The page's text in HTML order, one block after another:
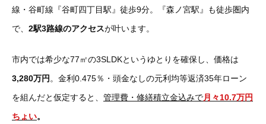
線・谷町線『谷町四丁目駅』徒歩9分。『森ノ宮駅』も徒歩圏内
で、 2駅3路線のアクセスが叶います。
市内では希少な77㎡の3SLDKというゆとりを確保し、価格は
3,280万円 。金利0.475％・頭金なしの元利均等返済35年ローン
を組んだと仮定すると、 管理費・修繕積立金込みで月々10.7万円
ちょい。